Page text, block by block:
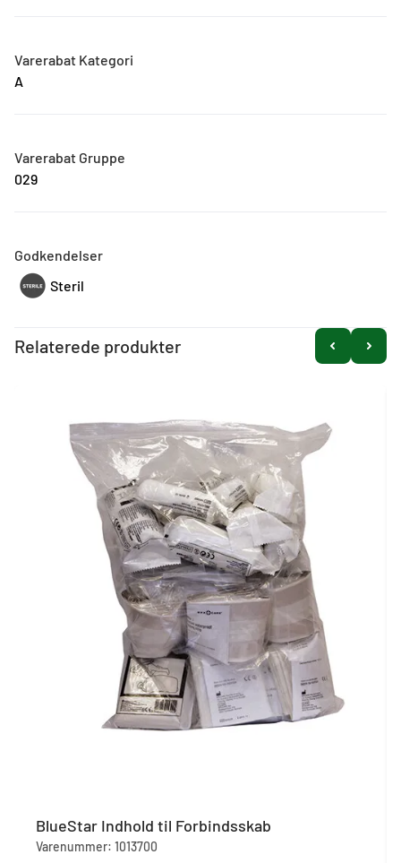
Varerabat Kategori
A
Varerabat Gruppe
029
Godkendelser
Steril
Relaterede produkter
BlueStar Indhold til Forbindsskab
Varenummer: 1013700